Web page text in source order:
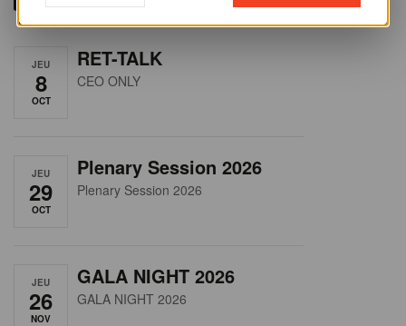
JEU
8
OCT
RET-TALK
CEO ONLY
JEU
29
OCT
Plenary Session 2026
Plenary Session 2026
JEU
26
NOV
GALA NIGHT 2026
GALA NIGHT 2026